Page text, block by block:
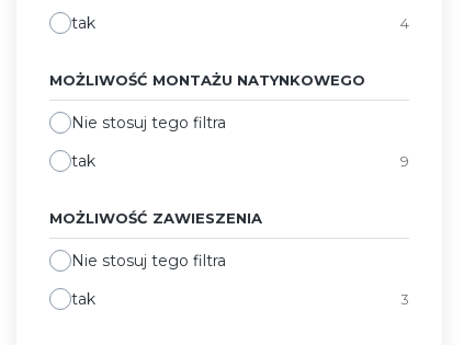
tak
4
MOŻLIWOŚĆ MONTAŻU NATYNKOWEGO
Nie stosuj tego filtra
tak
9
MOŻLIWOŚĆ ZAWIESZENIA
Nie stosuj tego filtra
tak
3